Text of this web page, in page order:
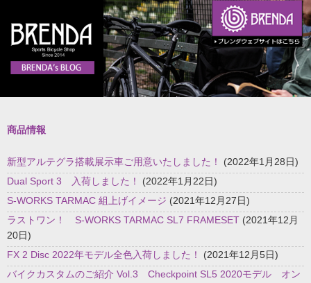
商品情報
新型アルテグラ搭載展示車ご用意いたしました！
(2022年1月28日)
Dual Sport 3 入荷しました！
(2022年1月22日)
S-WORKS TARMAC 組上げイメージ (2021年12月27日)
ラストワン！ S-WORKS TARMAC SL7 FRAMESET (2021年12月
20日)
FX 2 Disc 2022年モデル全色入荷しました！
(2021年12月5日)
バイクカスタムのご紹介 Vol.3 Checkpoint SL5 2020モデル オン